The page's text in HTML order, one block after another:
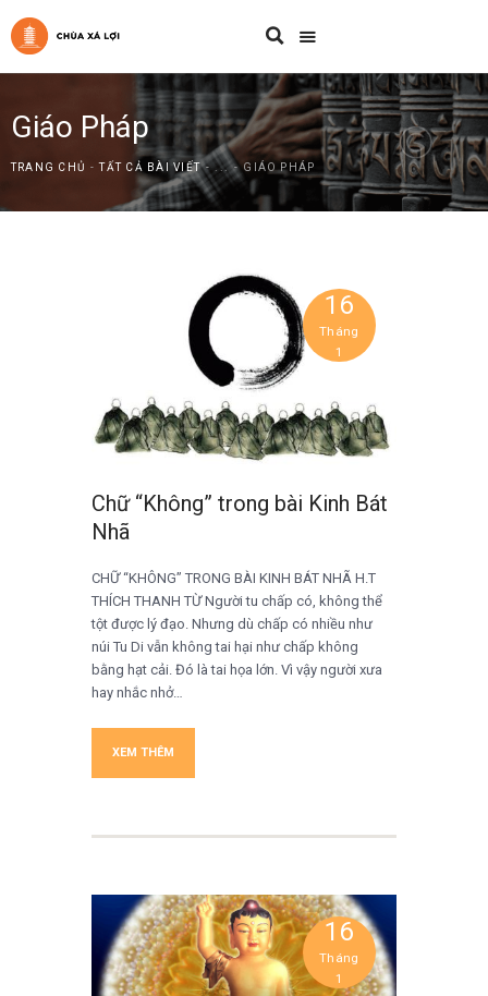
Giáo Pháp
TRANG CHỦ TẤT CẢ BÀI VIẾT ... GIÁO PHÁP
16
Tháng
1
Chữ “Không” trong bài Kinh Bát
Nhã
CHỮ “KHÔNG” TRONG BÀI KINH BÁT NHÃ H.T
THÍCH THANH TỪ Người tu chấp có, không thể
tột được lý đạo. Nhưng dù chấp có nhiều như
núi Tu Di vẫn không tai hại như chấp không
bằng hạt cải. Đó là tai họa lớn. Vì vậy người xưa
hay nhắc nhở…
XEM THÊM
16
Tháng
1